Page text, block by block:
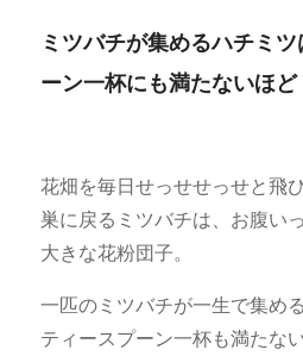
ミツバチが集めるハチミ
ーン一杯にも満たないほど
花畑を毎日せっせせっせと飛
巣に戻るミツバチは、お腹い
大きな花粉団子。
一匹のミツバチが一生で集め
ティースプーン一杯も満たない